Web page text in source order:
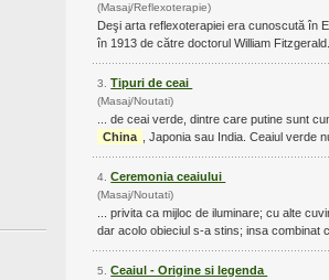
(Masaj/Reflexoterapie)
Deşi arta reflexoterapiei era cunoscută în
în 1913 de către doctorul William Fitzgerald.
3.Tipuri de ceai
(Masaj/Noutati)
... de ceai verde, dintre care putine sunt
China
, Japonia sau India. Ceaiul verde
4.Ceremonia ceaiului
(Masaj/Noutati)
... privita ca mijloc de iluminare; cu alte
dar acolo obieciul s-a stins; insa combinat
5.Ceaiul - Origine si legenda